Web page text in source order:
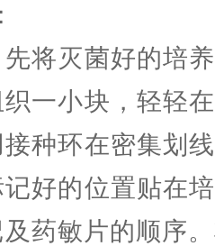
将灭菌好的培
一小块，轻轻
种环在密集划
好的位置贴在
药敏片的顺序